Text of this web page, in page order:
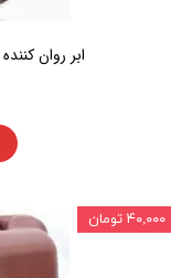
ابر روان کننده Panflow-110 Type 6 پنتا تایپ 6
۴۰,۰۰۰ تومان